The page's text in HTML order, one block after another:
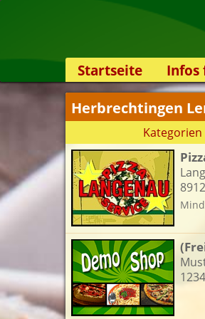
Startseite
Infos
Herbrechtingen
Kategorien